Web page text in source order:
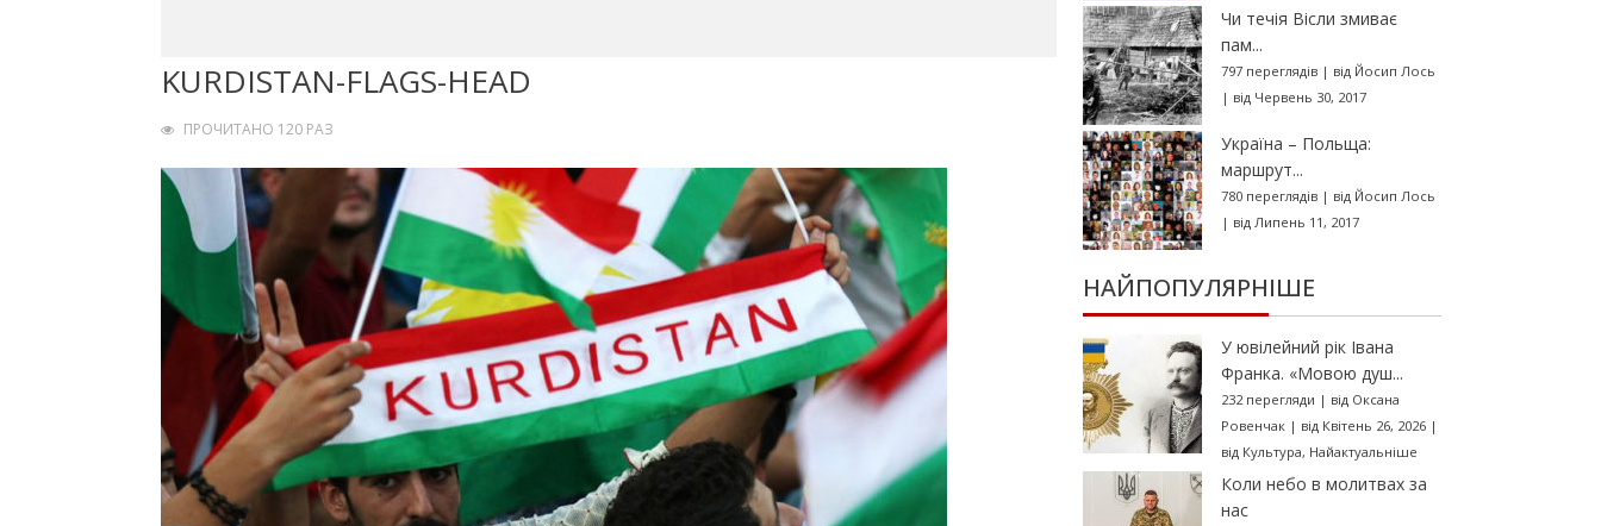
KURDISTAN-FLAGS-HEAD
ПРОЧИТАНО 120 РАЗ
Чи течія Вісли змиває
пам...
797 переглядів| від Йосип Лось
| від Червень 30, 2017
Україна – Польща:
маршрут...
780 переглядів| від Йосип Лось
| від Липень 11, 2017
НАЙПОПУЛЯРНІШЕ
У ювілейний рік Івана
Франка. «Мовою душ...
232 перегляди | від Оксана
Ровенчак| від Квітень 26, 2026|
від Культура, Найактуальніше
Коли небо в молитвах за
нас